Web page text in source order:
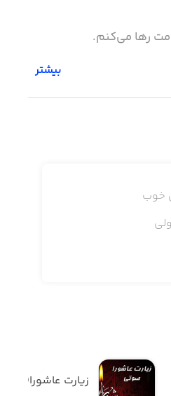
رها می‌کنم.
بیشتر
خوب
زیارت عاشورا(صوتی)